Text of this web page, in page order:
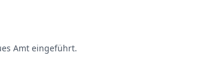
Amt eingeführt.